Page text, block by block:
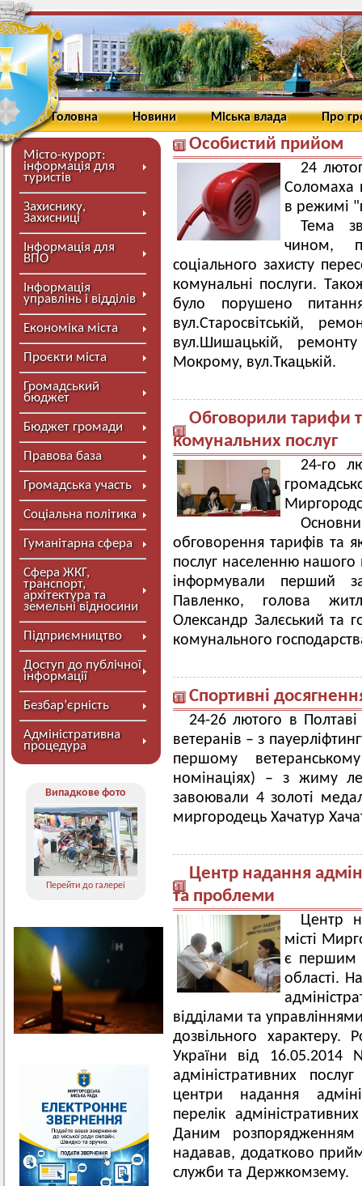
Головна Новини Міська влада Про
Місто-курорт:
інформація для
туристів
Захиснику,
Захисниці
Інформація для
ВПО
Інформація
управлінь і відділів
Економіка міста
Проєкти міста
Громадський
бюджет
Бюджет громади
Правова база
Громадська участь
Соціальна політика
Гуманітарна сфера
Сфера ЖКГ,
транспорт,
архітектура та
земельні відносини
Підприємництво
Доступ до публічної
інформації
Безбар’єрність
Адміністративна
процедура
Випадкове фото
Перейти до галереї
Особистий прийом
24
Соломаха
в режимі
Тема
чином,
соціального захисту
комунальні послуги.
було порушено
вул.Старосвітській,
вул.Шишацькій,
Мокрому, вул.Ткацькій.
Обговорили тарифи
комунальних послуг
24-го
обговорення тарифів та
послуг населенню нашого
інформували перший
Павленко, голова
Олександр Залєський та
комунального
Спортивні
24-26 лютого в
ветеранів – з
першому
номінаціях) – з жиму
завоювали 4 золоті
миргородець Хачатур
Центр надання
та проблеми
Центр
місті
є першим
області.
відділами та
дозвільного характеру.
України від
адміністративних
центри надання
перелік
Даним
надавав, додатково
служби та Держкомзему.